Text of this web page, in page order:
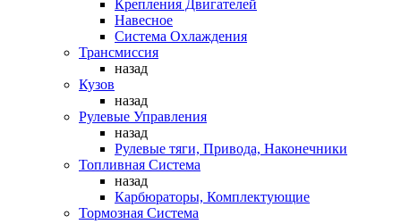
Крепления Двигателей
Навесное
Система Охлаждения
Трансмиссия
назад
Кузов
назад
Рулевые Управления
назад
Рулевые тяги, Привода, Наконечники
Топливная Система
назад
Карбюраторы, Комплектующие
Тормозная Система